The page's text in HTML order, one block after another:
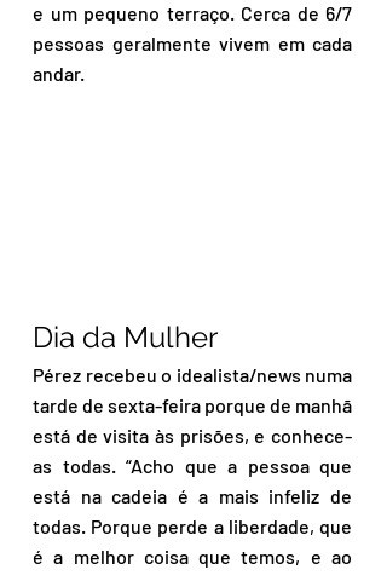
e um pequeno terraço. Cerca de 6/7
pessoas geralmente vivem em cada
andar.
Dia da Mulher
Pérez recebeu o idealista/news numa
tarde de sexta-feira porque de manhã
está de visita às prisões, e conhece-
as todas. “Acho que a pessoa que
está na cadeia é a mais infeliz de
todas. Porque perde a liberdade, que
é a melhor coisa que temos, e ao